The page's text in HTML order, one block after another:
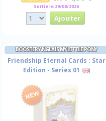
Sortie le 29/08/2026
BOOSTER ANGLAIS MY LITTLE PONY
Friendship Eternal Cards : Star
Edition - Series 01